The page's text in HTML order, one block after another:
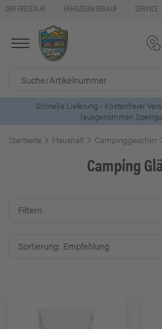
DER FREISTAAT FAHRZEUGVERKAUF SERVICE
5 Euro Gutschein* bei
Startseite Haushalt Campinggeschirr
Camping
Filtern